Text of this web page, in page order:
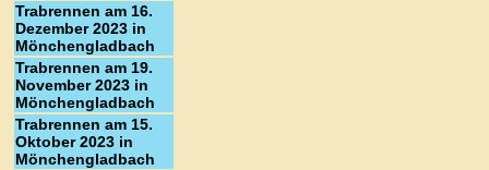
Trabrennen am 16.
Dezember 2023 in
Mönchengladbach
Trabrennen am 19.
November 2023 in
Mönchengladbach
Trabrennen am 15.
Oktober 2023 in
Mönchengladbach